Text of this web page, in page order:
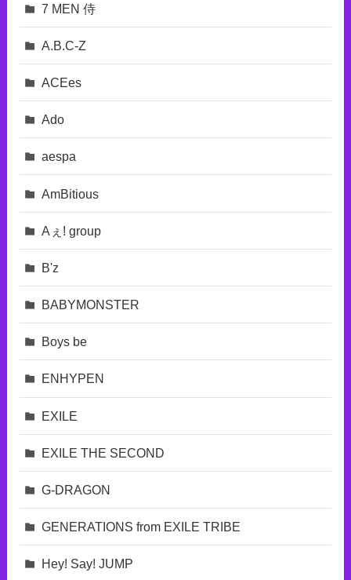
7 MEN 侍
A.B.C-Z
ACEes
Ado
aespa
AmBitious
Aぇ! group
B'z
BABYMONSTER
Boys be
ENHYPEN
EXILE
EXILE THE SECOND
G-DRAGON
GENERATIONS from EXILE TRIBE
Hey! Say! JUMP